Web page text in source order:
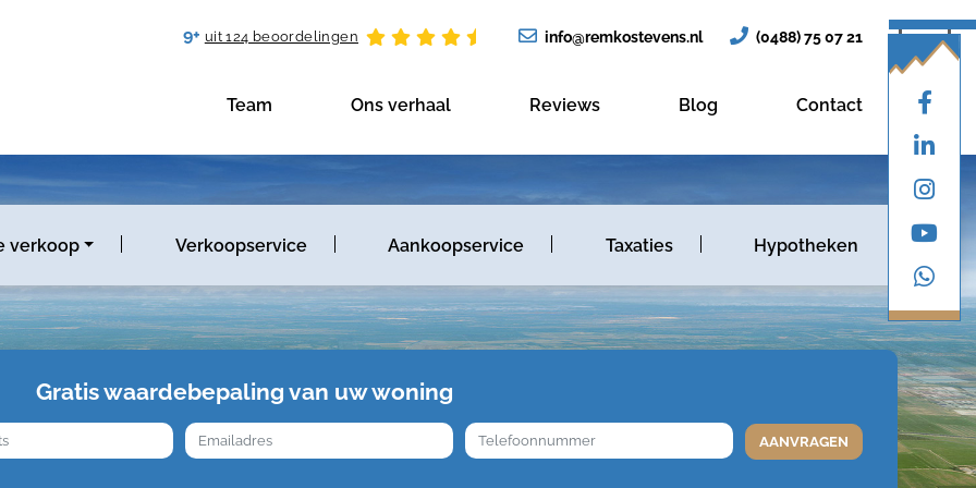
9+ uit 124 beoordelingen info@remkostevens.nl (0488) 75 07 21
Team Ons verhaal Reviews Blog Contact
verkoop Verkoopservice Aankoopservice Taxaties Hypotheken
Gratis waardebepaling van uw woning